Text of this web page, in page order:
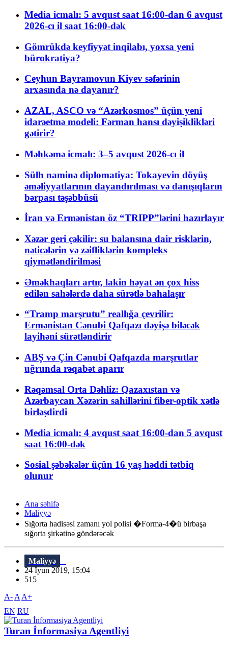
Media icmalı: 5 avqust saat 16:00-dan 6 avqust
2026-cı il saat 16:00-dək
Gömrükdə keyfiyyət inqilabı, yoxsa yeni
bürokratiya?
Ceyhun Bayramovun Kiyev səfərinin
arxasında nə dayanır?
AZAL, ASCO və “Azərkosmos” üçün yeni
idarəetmə modeli: Fərman hansı dəyişiklikləri
gətirir?
Məhkəmə icmalı: 3–5 avqust 2026-cı il
Sülh naminə diplomatiya: Tokayevin döyüş
əməliyyatlarının dayandırılması və danışıqların
bərpası təşəbbüsü
İran və Ermənistan öz “TRIPP”lərini hazırlayır
Xəzər geri çəkilir: su balansına dair risklərin,
nəticələrin və zəifliklərin kompleks
qiymətləndirilməsi
Əməkhaqları artır, lakin həyat ən çox hiss
edilən sahələrdə daha sürətlə bahalaşır
“Tramp marşrutu” reallığa çevrilir:
Ermənistan Cənubi Qafqazı dəyişə biləcək
layihəni sürətləndirir
ABŞ və Çin Cənubi Qafqazda marşrutlar
uğrunda rəqabət aparır
Rəqəmsal Orta Dəhliz: Qazaxıstan və
Azərbaycan Xəzərin sahillərini fiber-optik xətlə
birləşdirdi
Media icmalı: 4 avqust saat 16:00-dan 5 avqust
saat 16:00-dək
Sosial şəbəkələr üçün 16 yaş həddi tətbiq
olunur
Ana səhifə
Maliyyə
Sığorta hadisəsi zamanı yol polisi �Forma-4�ü birbaşa
sığorta şirkətinə göndərəcək
Maliyyə
24 İyun 2019, 15:04
515
A- A A+
EN RU
Turan İnformasiya Agentliyi